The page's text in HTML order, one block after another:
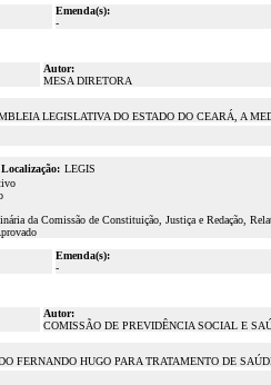
Emenda(s):
-
Autor:
MESA DIRETORA
LEGISLATIVA DO ESTADO DO CEARÁ, A
Localização: LEGIS
da Comissão de Constituição, Justiça e Redação,
Emenda(s):
-
Autor:
COMISSÃO DE PREVIDÊNCIA SOCIAL E
FERNANDO HUGO PARA TRATAMENTO DE